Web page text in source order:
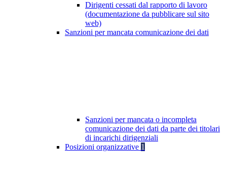
Dirigenti cessati dal rapporto di lavoro
(documentazione da pubblicare sul sito
web)
Sanzioni per mancata comunicazione dei dati
Sanzioni per mancata o incompleta
comunicazione dei dati da parte dei titolari
di incarichi dirigenziali
Posizioni organizzative 1